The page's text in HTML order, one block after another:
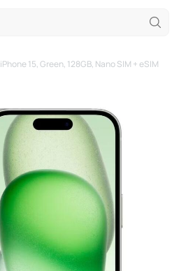
iPhone 15, Green, 128GB, Nano SIM + eSIM